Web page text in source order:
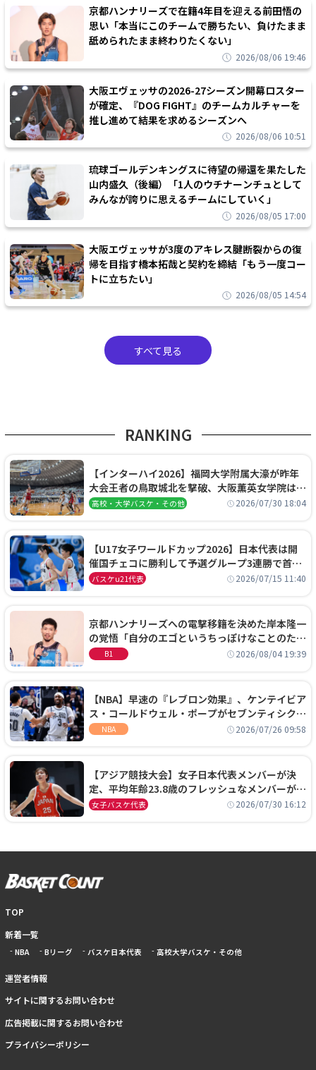
京都ハンナリーズで在籍4年目を迎える前田悟の
思い「本当にこのチームで勝ちたい、負けたまま
舐められたまま終わりたくない」
2026/08/06 19:46
大阪エヴェッサの2026-27シーズン開幕ロスター
が確定、『DOG FIGHT』のチームカルチャーを
推し進めて結果を求めるシーズンへ
2026/08/06 10:51
琉球ゴールデンキングスに待望の帰還を果たした
山内盛久（後編）「1人のウチナーンチュとして
みんなが誇りに思えるチームにしていく」
2026/08/05 17:00
大阪エヴェッサが3度のアキレス腱断裂からの復
帰を目指す橋本拓哉と契約を締結「もう一度コー
トに立ちたい」
2026/08/05 14:54
すべて見る
RANKING
【インターハイ2026】福岡大学附属大濠が昨年
大会王者の鳥取城北を撃破、大阪薫英女学院は岐
阜女子に完勝、大会3日目試合結果
高校・大学バスケ・その他 2026/07/30 18:04
【U17女子ワールドカップ2026】日本代表は開
催国チェコに勝利して予選グループ3連勝で首位
通過！準々決勝の相手はエジプトに決定
バスケu21代表 2026/07/15 11:40
京都ハンナリーズへの電撃移籍を決めた岸本隆一
の覚悟「自分のエゴというちっぽけなことのため
に、京都に来たわけではない」
B1 2026/08/04 19:39
【NBA】早速の『レブロン効果』、ケンテイビア
ス・コールドウェル・ポープがセブンティシクサ
ーズに1年契約で加入
NBA 2026/07/26 09:58
【アジア競技大会】女子日本代表メンバーが決
定、平均年齢23.8歳のフレッシュなメンバーが日
本開催の大舞台で頂点を狙う
女子バスケ代表 2026/07/30 16:12
TOP
新着一覧
NBA Bリーグ バスケ日本代表 高校大学バスケ・その他
運営者情報
サイトに関するお問い合わせ
広告掲載に関するお問い合わせ
プライバシーポリシー